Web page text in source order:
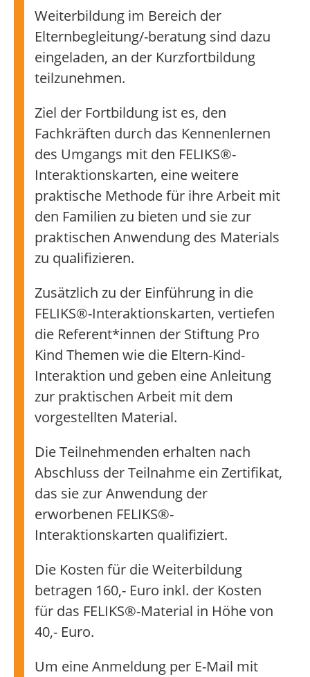
Weiterbildung im Bereich der
Elternbegleitung/-beratung sind dazu
eingeladen, an der Kurzfortbildung
teilzunehmen.
Ziel der Fortbildung ist es, den
Fachkräften durch das Kennenlernen
des Umgangs mit den FELIKS®-
Interaktionskarten, eine weitere
praktische Methode für ihre Arbeit mit
den Familien zu bieten und sie zur
praktischen Anwendung des Materials
zu qualifizieren.
Zusätzlich zu der Einführung in die
FELIKS®-Interaktionskarten, vertiefen
die Referent*innen der Stiftung Pro
Kind Themen wie die Eltern-Kind-
Interaktion und geben eine Anleitung
zur praktischen Arbeit mit dem
vorgestellten Material.
Die Teilnehmenden erhalten nach
Abschluss der Teilnahme ein Zertifikat,
das sie zur Anwendung der
erworbenen FELIKS®-
Interaktionskarten qualifiziert.
Die Kosten für die Weiterbildung
betragen 160,- Euro inkl. der Kosten
für das FELIKS®-Material in Höhe von
40,- Euro.
Um eine Anmeldung per E-Mail mit